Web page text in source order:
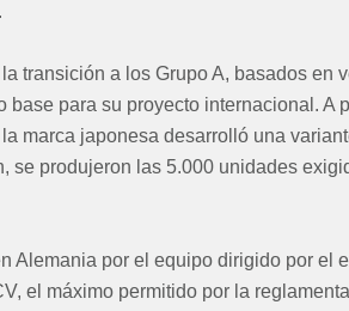
transición a los Grupo A, basados en
para su proyecto internacional. A
marca japonesa desarrolló una
se produjeron las 5.000 unidades
Alemania por el equipo dirigido por el
el máximo permitido por la